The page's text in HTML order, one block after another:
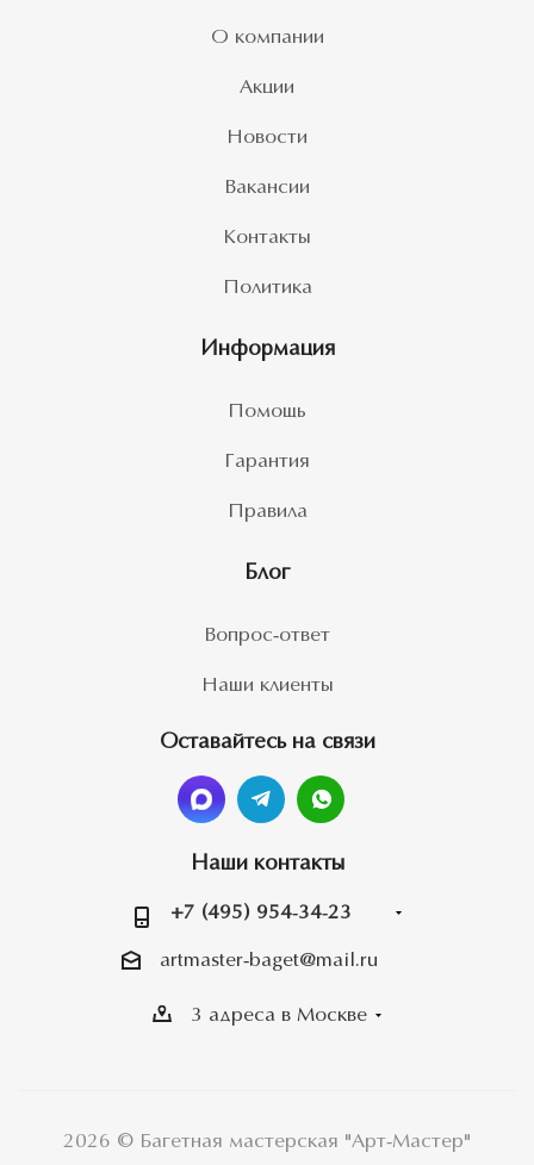
О компании
Акции
Новости
Вакансии
Контакты
Политика
Информация
Помощь
Гарантия
Правила
Блог
Вопрос-ответ
Наши клиенты
Оставайтесь на связи
Наши контакты
+7 (495) 954-34-23
artmaster-baget@mail.ru
3 адреса в Москве
2026 © Багетная мастерская "Арт-Мастер"